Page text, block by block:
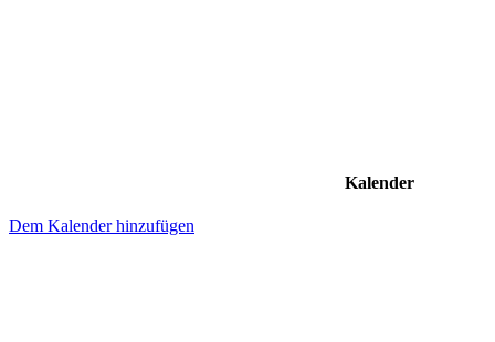
Kalender
Dem Kalender hinzufügen